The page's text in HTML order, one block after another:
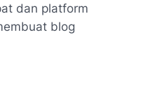
dan platform
blog